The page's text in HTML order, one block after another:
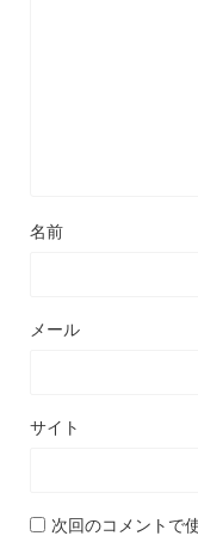
名前
メール
サイト
次回のコメントで